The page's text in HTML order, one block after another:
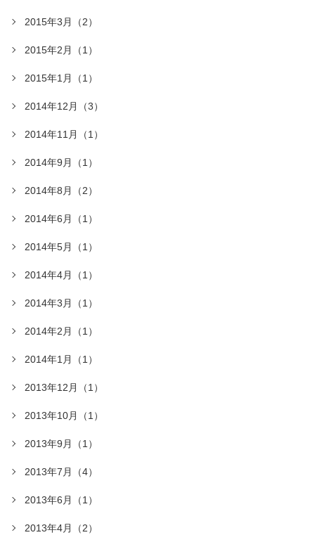
2015年3月（2）
2015年2月（1）
2015年1月（1）
2014年12月（3）
2014年11月（1）
2014年9月（1）
2014年8月（2）
2014年6月（1）
2014年5月（1）
2014年4月（1）
2014年3月（1）
2014年2月（1）
2014年1月（1）
2013年12月（1）
2013年10月（1）
2013年9月（1）
2013年7月（4）
2013年6月（1）
2013年4月（2）